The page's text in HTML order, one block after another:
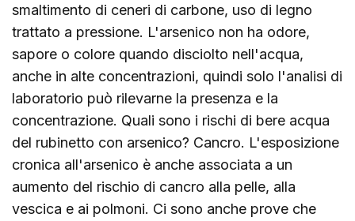
smaltimento di ceneri di carbone, uso di legno
trattato a pressione. L'arsenico non ha odore,
sapore o colore quando disciolto nell'acqua,
anche in alte concentrazioni, quindi solo l'analisi di
laboratorio può rilevarne la presenza e la
concentrazione. Quali sono i rischi di bere acqua
del rubinetto con arsenico? Cancro. L'esposizione
cronica all'arsenico è anche associata a un
aumento del rischio di cancro alla pelle, alla
vescica e ai polmoni. Ci sono anche prove che